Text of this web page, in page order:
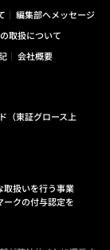
編集部へメッセージ
取扱について
会社概要
（東証グロース上
取扱いを行う事業
クの付与認定を